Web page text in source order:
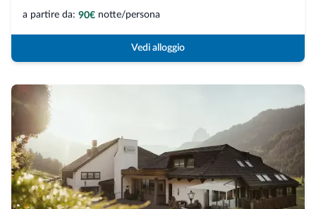
a partire da: 90€ notte/persona
Vedi alloggio